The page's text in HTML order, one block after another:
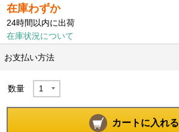
在庫わずか
24時間以内に出荷
在庫状況について
お支払い方法
数量
カートに入れる